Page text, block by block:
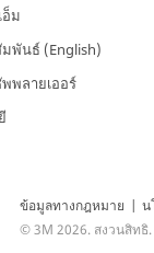
อ็ม
พันธ์ (English)
พลายเออร์
ข้อมูลทางกฎหมาย | น
© 3M 2026. สงวนสิทธิ.